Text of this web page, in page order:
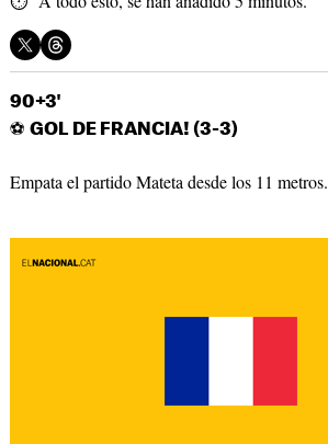
90+3'
⚽ GOL DE FRANCIA! (3-3)
Empata el partido Mateta desde los 11 metros.